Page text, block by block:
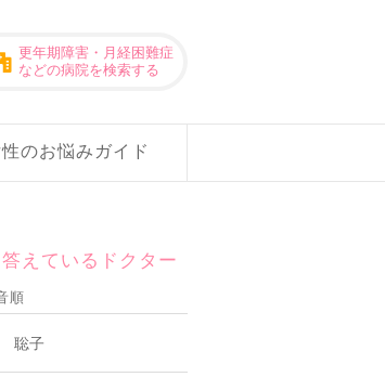
更年期障害・月経困難症
などの病院を検索する
のお悩みガイド
えているドクター
順
聡子